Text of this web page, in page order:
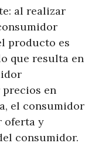
al realizar
producto es
que resulta en
en
el consumidor
oferta y
consumidor.